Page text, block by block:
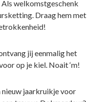
Als welkomstgeschenk
Draag hem met
jij eenmalig het
op je kiel. Noait ‘m!
nieuw jaarkruikje voor